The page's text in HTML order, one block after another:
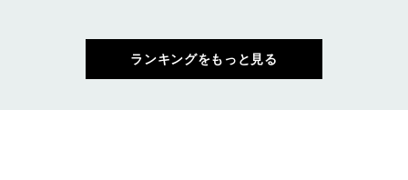
ランキングをもっと見る